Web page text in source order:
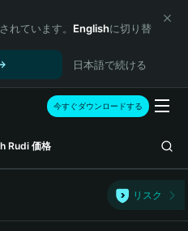
れています。 Englishに切り替
日本語で続ける
今すぐダウンロードする
Rudi 価格
リスク